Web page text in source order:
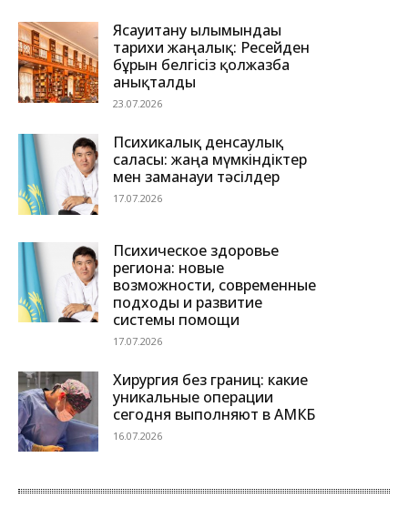
Ясауитану ғылымындағы
тарихи жаңалық: Ресейден
бұрын белгісіз қолжазба
анықталды
23.07.2026
Психикалық денсаулық
саласы: жаңа мүмкіндіктер
мен заманауи тәсілдер
17.07.2026
Психическое здоровье
региона: новые
возможности, современные
подходы и развитие
системы помощи
17.07.2026
Хирургия без границ: какие
уникальные операции
сегодня выполняют в АМКБ
16.07.2026